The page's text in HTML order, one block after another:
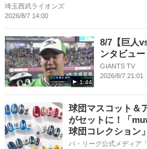
埼玉西武ライオンズ
2026/8/7 14:00
1:44
8/7【巨人
ンタビュー
GIANTS TV
2026/8/7 21:01
球団マスコット＆
がセットに！「
球団コレクション
パ・リーグ公式メディア